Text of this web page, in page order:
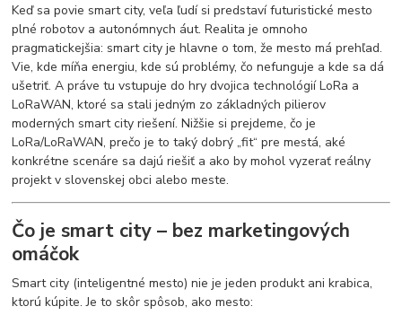
Keď sa povie smart city, veľa ľudí si predstaví futuristické mesto
plné robotov a autonómnych áut. Realita je omnoho
pragmatickejšia: smart city je hlavne o tom, že mesto má prehľad.
Vie, kde míňa energiu, kde sú problémy, čo nefunguje a kde sa dá
ušetriť. A práve tu vstupuje do hry dvojica technológií LoRa a
LoRaWAN, ktoré sa stali jedným zo základných pilierov
moderných smart city riešení. Nižšie si prejdeme, čo je
LoRa/LoRaWAN, prečo je to taký dobrý „fit“ pre mestá, aké
konkrétne scenáre sa dajú riešiť a ako by mohol vyzerať reálny
projekt v slovenskej obci alebo meste.
Čo je smart city – bez marketingových
omáčok
Smart city (inteligentné mesto) nie je jeden produkt ani krabica,
ktorú kúpite. Je to skôr spôsob, ako mesto: